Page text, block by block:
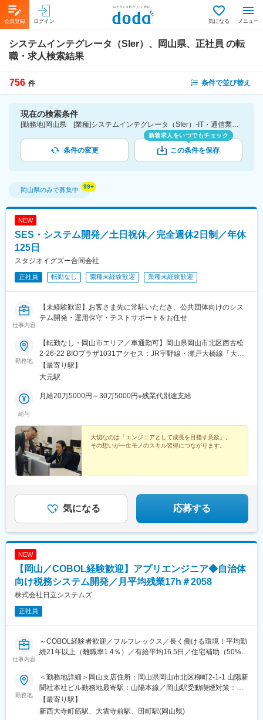
会員登録 ログイン 気になる メニュー
システムインテグレータ（SIer）、岡山県、正社員 の転
職・求人検索結果
756 件 条件で並び替え
現在の検索条件
[勤務地]岡山県 [業種]システムインテグレータ（SIer）-IT・通信業界 [雇用形態]正社員
条件の変更
新着求人をいつでもチェック
この条件を保存
岡山県のみで募集中
NEW
SES・システム開発／土日祝休／完全週休2日制／年休
125日
スタジオイグズー合同会社
正社員 転勤なし 職種未経験歓迎 業種未経験歓迎
仕事内容
【未経験歓迎】お客さま先に常駐いただき、公共団体向けのシス
テム開発・運用保守・テストサポートをお任せ
勤務地
【転勤なし・岡山市エリア／車通勤可】岡山県岡山市北区西古松
2-26-22 BIOプラザ1031アクセス：JR宇野線・瀬戸大橋線「大元
駅」より徒歩8分※SESとして、岡山県内のお客さま先で業務があ
ります。※受動喫煙対策あり
【最寄り駅】
大元駅
給与
月給20万5000円～30万5000円※残業代別途支給
大切なのは「エンジニアとして成長を目指す意欲」。
その想いが一生モノのスキル習得につながります。
気になる 応募する
NEW
【岡山／COBOL経験歓迎】アプリエンジニア◆自治体
向け税務システム開発／月平均残業17h＃2058
株式会社日立システムズ
正社員
仕事内容
～COBOL経験者歓迎／フルフレックス／長く働ける環境！平均勤
続21年以上（離職率1.4％）／有給平均16.5日／住宅補助（50%会
立グループ最大SIer～
【公共サービスを支える仕事】自治体・外郭団体向けに、税務シ
ステムの維持・保守から法改正対応、開発まで幅広く担当しま
す。
勤務地
＜勤務地詳細＞岡山支店住所：岡山県岡山市北区柳町2-1-1 山陽新
聞社本社ビル勤務地最寄駅：山陽本線／岡山駅受動喫煙対策：屋
内全面禁煙変更の範囲：会社の定める事業所
【最寄り駅】
新西大寺町筋駅、大雲寺前駅、田町駅(岡山県)